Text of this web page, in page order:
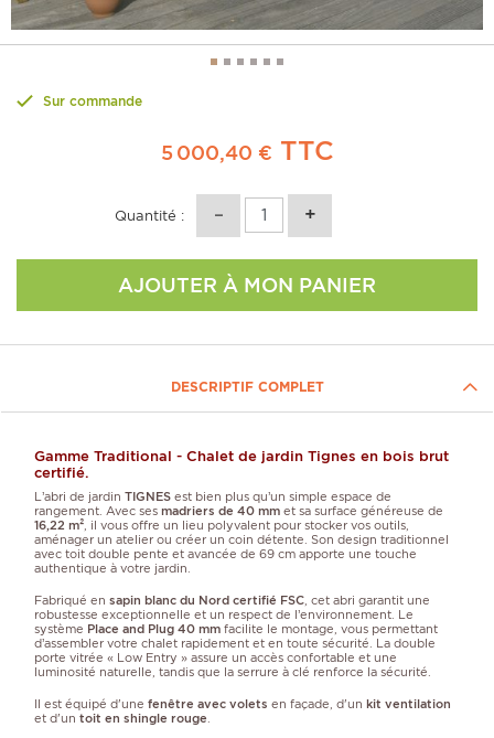
Sur commande
5 000,40 € TTC
Quantité :
AJOUTER À MON PANIER
DESCRIPTIF COMPLET
Gamme Traditional - Chalet de jardin Tignes en bois brut
certifié.
L’abri de jardin TIGNES est bien plus qu’un simple espace de
rangement. Avec ses madriers de 40 mm et sa surface généreuse de
16,22 m² , il vous offre un lieu polyvalent pour stocker vos outils,
aménager un atelier ou créer un coin détente. Son design traditionnel
avec toit double pente et avancée de 69 cm apporte une touche
authentique à votre jardin.
Fabriqué en sapin blanc du Nord certifié FSC , cet abri garantit une
robustesse exceptionnelle et un respect de l’environnement. Le
système Place and Plug 40 mm facilite le montage, vous permettant
d’assembler votre chalet rapidement et en toute sécurité. La double
porte vitrée « Low Entry » assure un accès confortable et une
luminosité naturelle, tandis que la serrure à clé renforce la sécurité.
Il est équipé d'une fenêtre avec volets en façade, d'un kit ventilation
et d'un toit en shingle rouge